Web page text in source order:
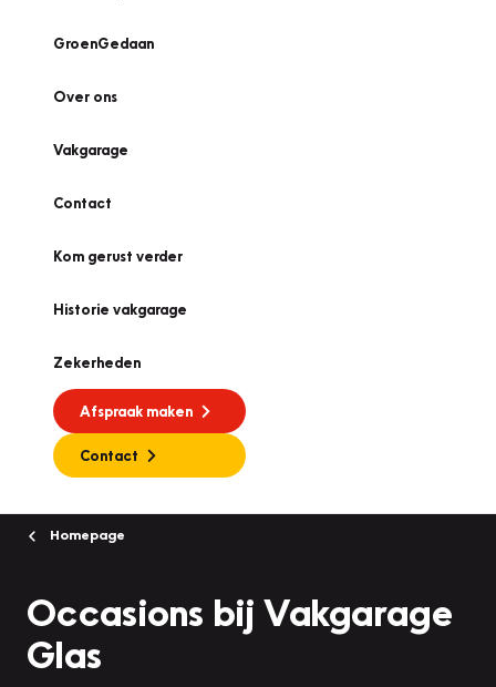
GroenGedaan
Over ons
Vakgarage
Contact
Kom gerust verder
Historie vakgarage
Zekerheden
Afspraak maken
Contact
Homepage
Occasions bij Vakgarage
Glas